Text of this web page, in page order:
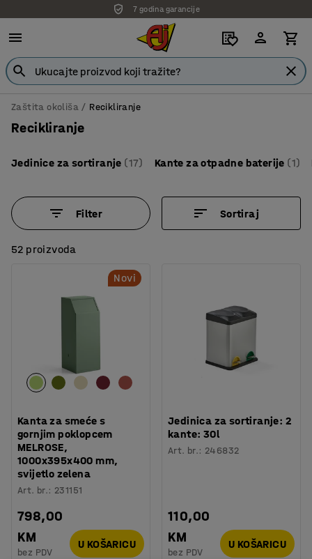
7 godina garancije
Zaštita okoliša Recikliranje
Recikliranje
Jedinice za sortiranje (17) Kante za otpadne baterije (1)
Filter Sortiraj
52 proizvoda
Novi
Kanta za smeće s
gornjim poklopcem
MELROSE,
1000x395x400 mm,
svijetlo zelena
Art. br.: 231151
798,00
KM
bez PDV
U KOŠARICU
Jedinica za sortiranje: 2
kante: 30l
Art. br.: 246832
110,00
KM
bez PDV
U KOŠARICU